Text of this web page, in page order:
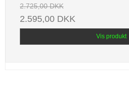
2.725,00 DKK
2.595,00 DKK
Vis produkt